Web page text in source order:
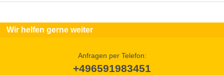
Wir helfen gerne weiter
Anfragen per Telefon:
+496591983451